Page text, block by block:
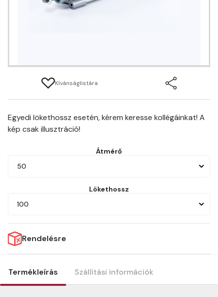
Kívánságlistára
Egyedi lökethossz esetén, kérem keresse kollégáinkat! A
kép csak illusztráció!
Átmérő
50
Lökethossz
100
Rendelésre
Termékleírás Szállítási információk